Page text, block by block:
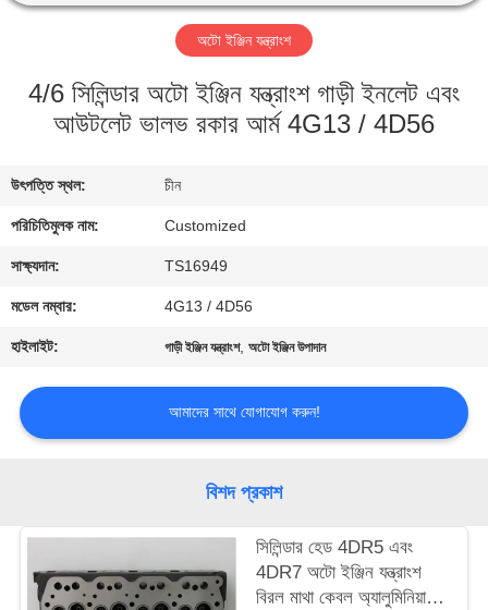
সম্পর্কে
কারখানা
ভ্রমণ
মান
নিয়ন্ত্রণ
উদ্ধৃতির
জন্য
সাইট
POLICY
অটো ইঞ্জিন যন্ত্রাংশ
4/6 সিলিন্ডার অটো ইঞ্জিন যন্ত্রাংশ গাড়ী ইনলেট এবং
আউটলেট ভালভ রকার আর্ম 4G13 / 4D56
উৎপত্তি স্থল: চীন
পরিচিতিমুলক নাম: Customized
সাক্ষ্যদান: TS16949
মডেল নম্বার: 4G13 / 4D56
হাইলাইট: গাড়ী ইঞ্জিন যন্ত্রাংশ,অটো ইঞ্জিন উপাদান
আমাদের সাথে যোগাযোগ করুন!
বিশদ প্রকাশ
সিলিন্ডার হেড 4DR5 এবং
4DR7 অটো ইঞ্জিন যন্ত্রাংশ
বিরল মাথা কেবল অ্যালুমিনিয়াম